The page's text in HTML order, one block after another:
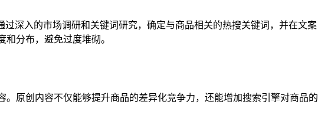
深入的市场调研和关键词研究，确定与商品相关的热搜关键词，并在文案
分布，避免过度堆砌。
原创内容不仅能够提升商品的差异化竞争力，还能增加搜索引擎对商品的